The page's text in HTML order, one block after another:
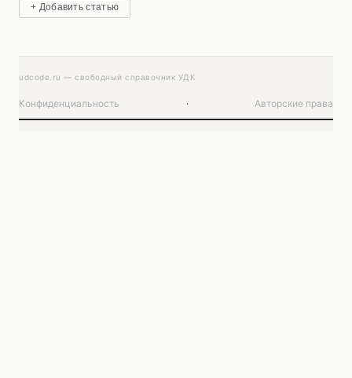
+ Добавить статью
udcode.ru — свободный справочник УДК
Конфиденциальность · Авторские права